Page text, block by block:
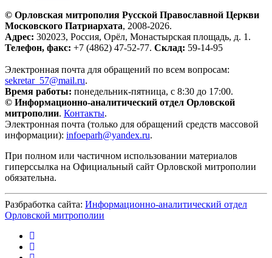
© Орловская митрополия Русской Православной Церкви
Московского Патриархата, 2008-2026.
Адрес: 302023, Россия, Орёл, Монастырская площадь, д. 1.
Телефон, факс: +7 (4862) 47-52-77. Склад: 59-14-95
Электронная почта для обращений по всем вопросам:
sekretar_57@mail.ru.
Время работы: понедельник-пятница, с 8:30 до 17:00.
© Информационно-аналитический отдел Орловской
митрополии. Контакты.
Электронная почта (только для обращений средств массовой
информации): infoeparh@yandex.ru.
При полном или частичном использовании материалов
гиперссылка на Официальный сайт Орловской митрополии
обязательна.
Разбработка сайта: Информационно-аналитический отдел
Орловской митрополии